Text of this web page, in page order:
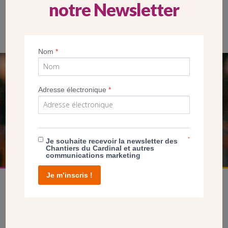
Bruno de Maistre (au centre), entouré de l’équipe des Ateliers
SEUL VOTRE DON
NOUS PERMET D’AGIR
FAIRE UN DON
notre Newsletter
Nom*
Adresse électronique*
Je souhaite recevoir la newsletter des
Chantiers du Cardinal et autres
communications marketing
*
Je m’inscris !